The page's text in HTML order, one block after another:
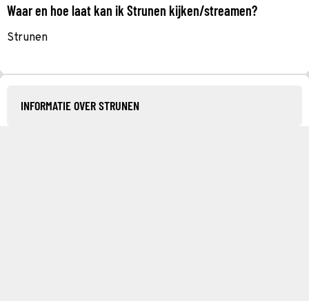
Waar en hoe laat kan ik Strunen kijken/streamen?
Strunen
INFORMATIE OVER STRUNEN